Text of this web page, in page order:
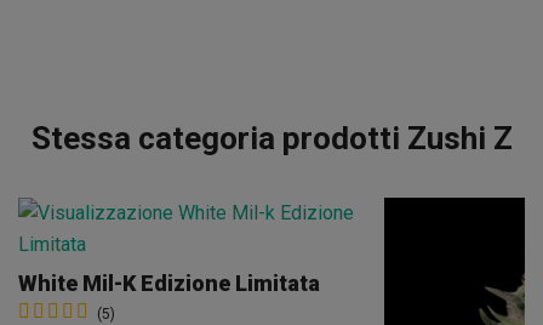
Stessa categoria prodotti Zushi Z
White Mil-K Edizione Limitata
(5)